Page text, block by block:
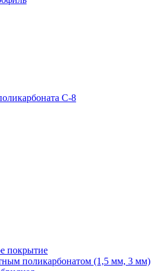
С-8
покрытие
поликарбонатом (1,5 мм, 3 мм)